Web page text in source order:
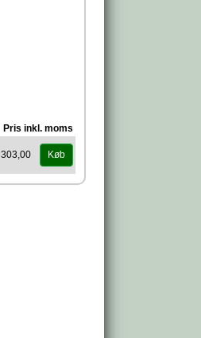
Pris inkl. moms
303,00 Køb